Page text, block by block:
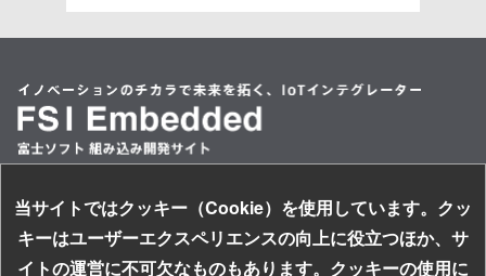
情報提供は任意ですが、情報を提供しなかった場合、情報の項目によ
本人が容易に認識できない方法による取得
なし
個人情報保護への取り組み
情報セキュリティ基本方針
個人情報保護方針
当サイトではクッキー（Cookie）を使用しています。クッ
キーはユーザーエクスペリエンスの向上に役立つほか、サ
イトの運営に不可欠なものもあります。クッキーの使用に